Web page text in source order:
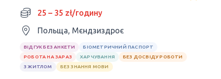
25 – 35 zł/годину
Польща, Мєндзиздроє
ВІДГУК БЕЗ АНКЕТИ
БІОМЕТРИЧНИЙ ПАСПОРТ
РОБОТА НА ЗАРАЗ
ХАРЧУВАННЯ
БЕЗ ДОСВІДУ РОБОТИ
З ЖИТЛОМ
БЕЗ ЗНАННЯ МОВИ